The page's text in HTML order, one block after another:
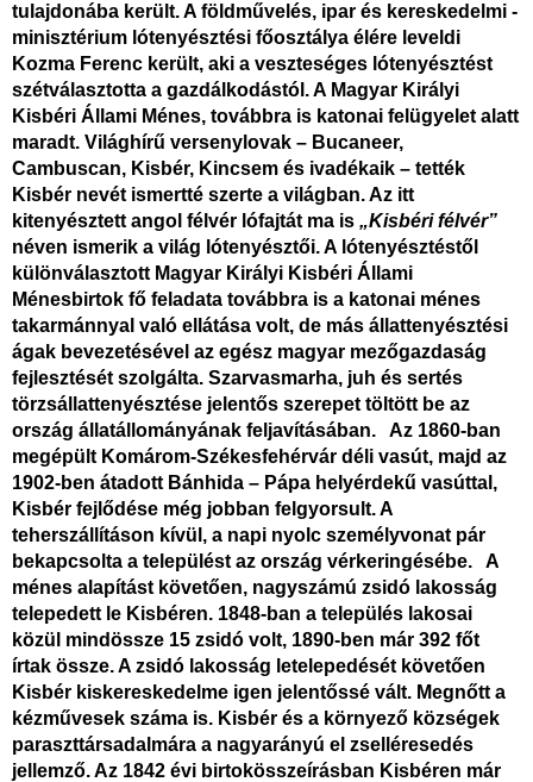
tulajdonába került. A földművelés, ipar és kereskedelmi -
minisztérium lótenyésztési főosztálya élére leveldi
Kozma Ferenc került, aki a veszteséges lótenyésztést
szétválasztotta a gazdálkodástól. A Magyar Királyi
Kisbéri Állami Ménes, továbbra is katonai felügyelet alatt
maradt. Világhírű versenylovak – Bucaneer,
Cambuscan, Kisbér, Kincsem és ivadékaik – tették
Kisbér nevét ismertté szerte a világban. Az itt
kitenyésztett angol félvér lófajtát ma is „Kisbéri félvér”
néven ismerik a világ lótenyésztői. A lótenyésztéstől
különválasztott Magyar Királyi Kisbéri Állami
Ménesbirtok fő feladata továbbra is a katonai ménes
takarmánnyal való ellátása volt, de más állattenyésztési
ágak bevezetésével az egész magyar mezőgazdaság
fejlesztését szolgálta. Szarvasmarha, juh és sertés
törzsállattenyésztése jelentős szerepet töltött be az
ország állatállományának feljavításában. Az 1860-ban
megépült Komárom-Székesfehérvár déli vasút, majd az
1902-ben átadott Bánhida – Pápa helyérdekű vasúttal,
Kisbér fejlődése még jobban felgyorsult. A
teherszállításon kívül, a napi nyolc személyvonat pár
bekapcsolta a települést az ország vérkeringésébe. A
ménes alapítást követően, nagyszámú zsidó lakosság
telepedett le Kisbéren. 1848-ban a település lakosai
közül mindössze 15 zsidó volt, 1890-ben már 392 főt
írtak össze. A zsidó lakosság letelepedését követően
Kisbér kiskereskedelme igen jelentőssé vált. Megnőtt a
kézművesek száma is. Kisbér és a környező községek
paraszttársadalmára a nagyarányú el zselléresedés
jellemző. Az 1842 évi birtokösszeírásban Kisbéren már